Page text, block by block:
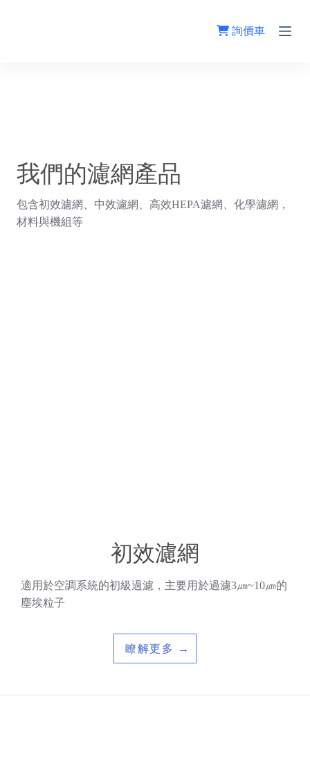
詢價車
我們的濾網產品
包含初效濾網、中效濾網、高效HEPA濾網、化學濾網，
材料與機組等
初效濾網
適用於空調系統的初級過濾，主要用於過濾3㎛~10㎛的
塵埃粒子
瞭解更多 →